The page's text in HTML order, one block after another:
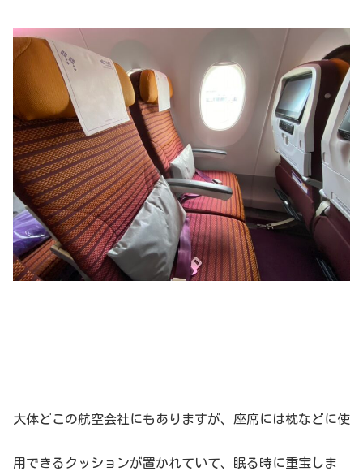
大体どこの航空会社にもありますが、座席には枕などに使
用できるクッションが置かれていて、眠る時に重宝しま